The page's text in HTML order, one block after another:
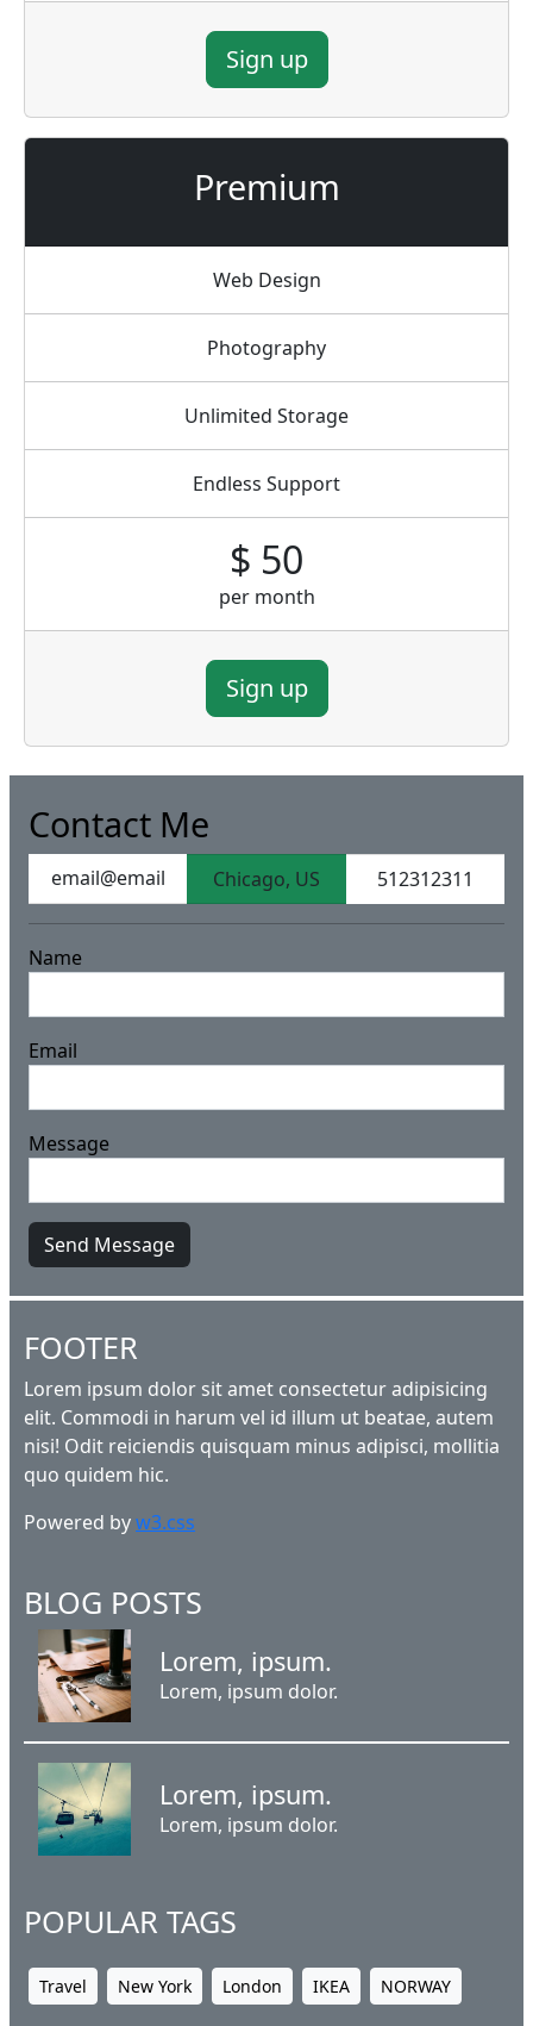
Sign up
Premium
Web Design
Photography
Unlimited Storage
Endless Support
$ 50
per month
Sign up
Contact Me
email@email Chicago, US 512312311
Name
Email
Message
Send Message
FOOTER
Lorem ipsum dolor sit amet consectetur adipisicing
elit. Commodi in harum vel id illum ut beatae, autem
nisi! Odit reiciendis quisquam minus adipisci, mollitia
quo quidem hic.
Powered byw3.css
BLOG POSTS
Lorem, ipsum.
Lorem, ipsum dolor.
Lorem, ipsum.
Lorem, ipsum dolor.
POPULAR TAGS
Travel New York London IKEA NORWAY